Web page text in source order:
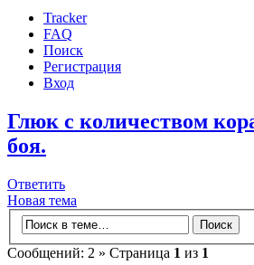
Tracker
FAQ
Поиск
Регистрация
Вход
Глюк с количеством
боя.
Ответить
Новая тема
Сообщений: 2 » Страница 1 из 1